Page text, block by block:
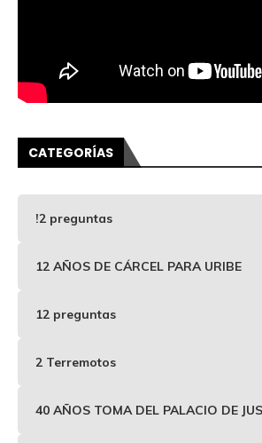
CATEGORÍAS
!2 preguntas
12 AÑOS DE CÁRCEL PARA URIBE
12 preguntas
2 Terremotos
40 AÑOS TOMA DEL PALACIO DE